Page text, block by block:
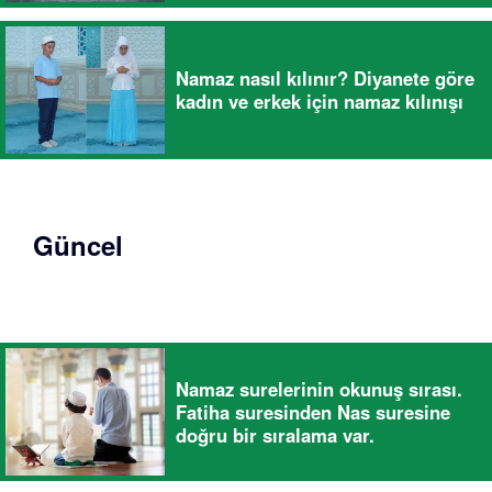
Namaz nasıl kılınır? Diyanete göre
kadın ve erkek için namaz kılınışı
Güncel
Namaz surelerinin okunuş sırası.
Fatiha suresinden Nas suresine
doğru bir sıralama var.